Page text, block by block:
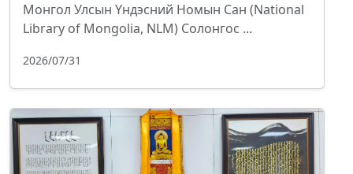
Монгол Улсын Үндэсний Номын Сан (National
Library of Mongolia, NLM) Солонгос ...
2026/07/31